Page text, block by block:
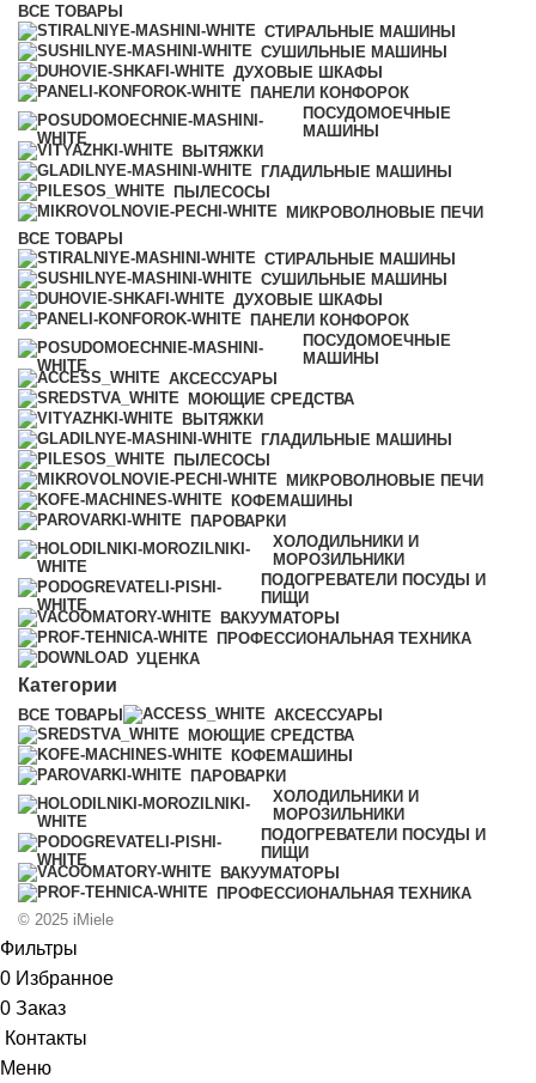
ВСЕ ТОВАРЫ
СТИРАЛЬНЫЕ МАШИНЫ
СУШИЛЬНЫЕ МАШИНЫ
ДУХОВЫЕ ШКАФЫ
ПАНЕЛИ КОНФОРОК
ПОСУДОМОЕЧНЫЕ
МАШИНЫ
ВЫТЯЖКИ
ГЛАДИЛЬНЫЕ МАШИНЫ
ПЫЛЕСОСЫ
МИКРОВОЛНОВЫЕ ПЕЧИ
ВСЕ ТОВАРЫ
СТИРАЛЬНЫЕ МАШИНЫ
СУШИЛЬНЫЕ МАШИНЫ
ДУХОВЫЕ ШКАФЫ
ПАНЕЛИ КОНФОРОК
ПОСУДОМОЕЧНЫЕ
МАШИНЫ
АКСЕССУАРЫ
МОЮЩИЕ СРЕДСТВА
ВЫТЯЖКИ
ГЛАДИЛЬНЫЕ МАШИНЫ
ПЫЛЕСОСЫ
МИКРОВОЛНОВЫЕ ПЕЧИ
КОФЕМАШИНЫ
ПАРОВАРКИ
ХОЛОДИЛЬНИКИ И
МОРОЗИЛЬНИКИ
ПОДОГРЕВАТЕЛИ ПОСУДЫ И
ПИЩИ
ВАКУУМАТОРЫ
ПРОФЕССИОНАЛЬНАЯ ТЕХНИКА
УЦЕНКА
Категории
ВСЕ ТОВАРЫ
АКСЕССУАРЫ
МОЮЩИЕ СРЕДСТВА
КОФЕМАШИНЫ
ПАРОВАРКИ
ХОЛОДИЛЬНИКИ И
МОРОЗИЛЬНИКИ
ПОДОГРЕВАТЕЛИ ПОСУДЫ И
ПИЩИ
ВАКУУМАТОРЫ
ПРОФЕССИОНАЛЬНАЯ ТЕХНИКА
© 2025 iMiele
Фильтры
0 Избранное
0 Заказ
Контакты
Меню